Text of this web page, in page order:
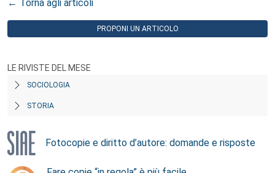
← Torna agli articoli
PROPONI UN ARTICOLO
LE RIVISTE DEL MESE
SOCIOLOGIA
STORIA
Fotocopie e diritto d’autore: domande e risposte